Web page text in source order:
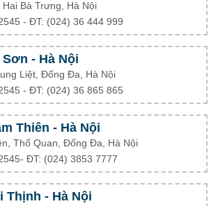
Bà Trưng, Hà Nội
- ĐT: (024) 36 444 999
- Hà Nội
Liệt, Đống Đa, Hà Nội
- ĐT: (024) 36 865 865
Thiên - Hà Nội
Thổ Quan, Đống Đa, Hà Nội
ĐT: (024) 3853 7777
Thịnh - Hà Nội